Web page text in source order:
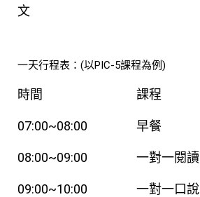
文
一天行程表：(以PIC-5課程為例)
時間 課程
07:00~08:00 早餐
08:00~09:00 一對一閱讀
09:00~10:00 一對一口說